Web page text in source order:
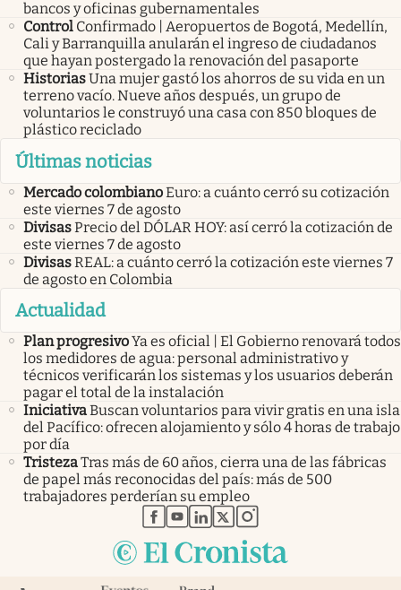
bancos y oficinas gubernamentales
Control Confirmado | Aeropuertos de Bogotá, Medellín,
Cali y Barranquilla anularán el ingreso de ciudadanos
que hayan postergado la renovación del pasaporte
HistoriasUna mujer gastó los ahorros de su vida en un
terreno vacío. Nueve años después, un grupo de
voluntarios le construyó una casa con 850 bloques de
plástico reciclado
Últimas noticias
Mercado colombianoEuro: a cuánto cerró su cotización
este viernes 7 de agosto
DivisasPrecio del DÓLAR HOY: así cerró la cotización de
este viernes 7 de agosto
DivisasREAL: a cuánto cerró la cotización este viernes 7
de agosto en Colombia
Actualidad
Plan progresivoYa es oficial | El Gobierno renovará todos
los medidores de agua: personal administrativo y
técnicos verificarán los sistemas y los usuarios deberán
pagar el total de la instalación
IniciativaBuscan voluntarios para vivir gratis en una isla
del Pacífico: ofrecen alojamiento y sólo 4 horas de trabajo
por día
TristezaTras más de 60 años, cierra una de las fábricas
de papel más reconocidas del país: más de 500
trabajadores perderían su empleo
abre en nueva pestaña
abre en nueva pestaña
abre en nueva pestaña
abre en nueva pestaña
abre en nueva pestaña